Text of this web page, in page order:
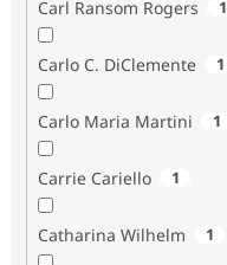
Carl Ransom Rogers 1
Carlo C. DiClemente 1
Carlo Maria Martini 1
Carrie Cariello 1
Catharina Wilhelm 1